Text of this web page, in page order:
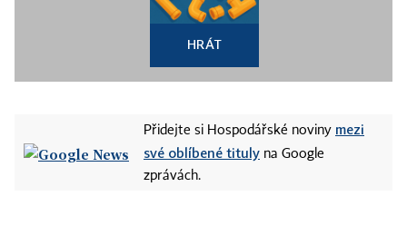
HRÁT
Přidejte si Hospodářské noviny mezi
své oblíbené tituly na Google
zprávách.